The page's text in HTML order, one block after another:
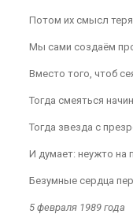
Потом их смысл
Мы сами создаём
Вместо того, чтоб
Тогда смеяться
Тогда звезда с
И думает: неужто на
Безумные сердца
5 февраля 1989 года